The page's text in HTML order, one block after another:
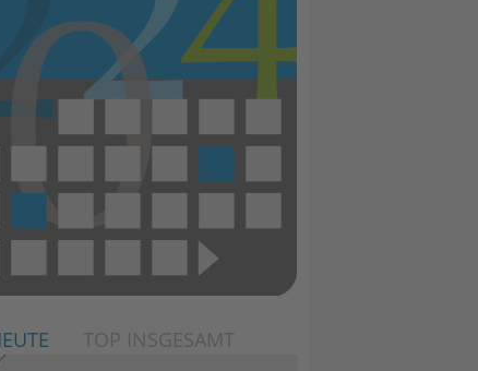
TOP INSGESAMT